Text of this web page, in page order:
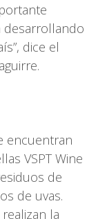
desarrollando
dice el
encuentran
VSPT Wine
de
de uvas.
la